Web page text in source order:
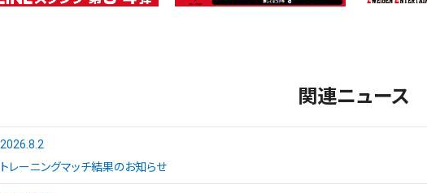
関連ニュース
2026.8.2
トレーニングマッチ結果のお知らせ